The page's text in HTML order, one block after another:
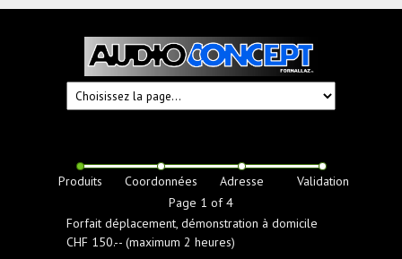
Audioconcept
Fornallaz
Produits Coordonnées Adresse
Validation
Page 1 of 4
Forfait déplacement, démonstration à domicile
CHF 150.-- (maximum 2 heures)